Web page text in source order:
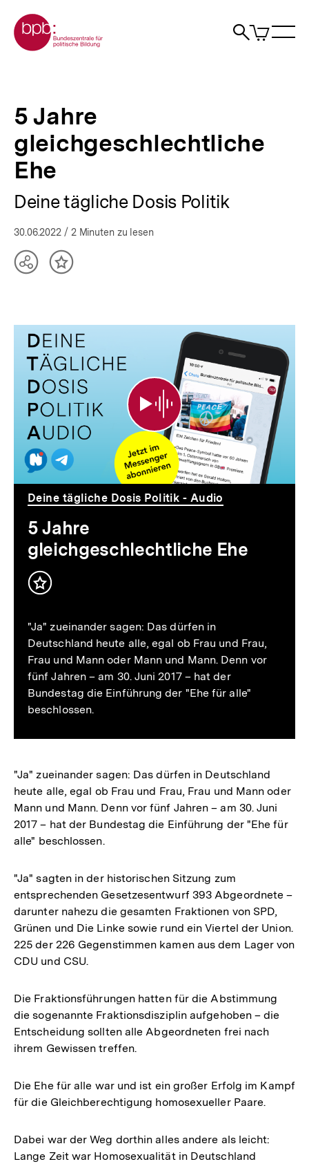
zum
Seiteninhalt
springen
Zur Startseite der bpb
Suche
Artikel
im
Ehe
bpb.de
5 Jahre
gleichgeschlechtliche
Ehe
Deine tägliche Dosis Politik
30.06.2022 / 2 Minuten zu lesen
TeilenInhalt
Jahre
gleichgeschlechtliche
Ehe
Deine tägliche Dosis Politik - Audio
5 Jahre
gleichgeschlechtliche Ehe
Inhalt
"Ja" zueinander sagen: Das dürfen in
Deutschland heute alle, egal ob Frau und Frau,
Frau und Mann oder Mann und Mann. Denn vor
fünf Jahren – am 30. Juni 2017 – hat der
Bundestag die Einführung der "Ehe für alle"
beschlossen.
"Ja" zueinander sagen: Das dürfen in Deutschland
heute alle, egal ob Frau und Frau, Frau und Mann oder
Mann und Mann. Denn vor fünf Jahren – am 30. Juni
2017 – hat der Bundestag die Einführung der "Ehe für
alle" beschlossen.
"Ja" sagten in der historischen Sitzung zum
entsprechenden Gesetzesentwurf 393 Abgeordnete –
darunter nahezu die gesamten Fraktionen von SPD,
Grünen und Die Linke sowie rund ein Viertel der Union.
225 der 226 Gegenstimmen kamen aus dem Lager von
CDU und CSU.
Die Fraktionsführungen hatten für die Abstimmung
die sogenannte Fraktionsdisziplin aufgehoben – die
Entscheidung sollten alle Abgeordneten frei nach
ihrem Gewissen treffen.
Die Ehe für alle war und ist ein großer Erfolg im Kampf
für die Gleichberechtigung homosexueller Paare.
Dabei war der Weg dorthin alles andere als leicht:
Lange Zeit war Homosexualität in Deutschland